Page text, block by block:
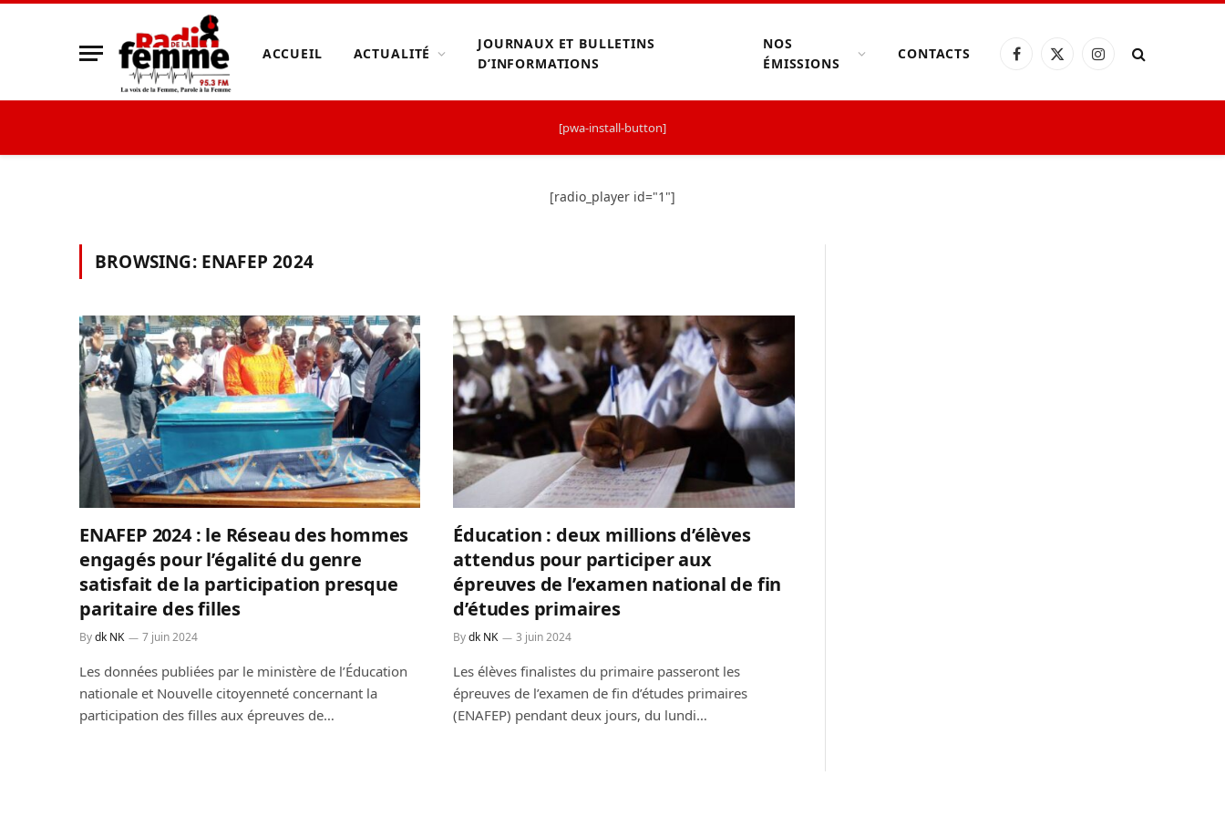
ACCUEIL ACTUALITÉ
JOURNAUX ET BULLETINS
D’INFORMATIONS
NOS
ÉMISSIONS
CONTACTS Facebook
X
Instagram
[pwa-install-button]
[radio_player id="1"]
BROWSING: ENAFEP 2024
ENAFEP 2024 : le Réseau des hommes
engagés pour l’égalité du genre
satisfait de la participation presque
paritaire des filles
Bydk NK 7 juin 2024
Les données publiées par le ministère de l’Éducation
nationale et Nouvelle citoyenneté concernant la
participation des filles aux épreuves de…
Éducation : deux millions d’élèves
attendus pour participer aux
épreuves de l’examen national de fin
d’études primaires
By dk NK 3 juin 2024
Les élèves finalistes du primaire passeront les
épreuves de l’examen de fin d’études primaires
(ENAFEP) pendant deux jours, du lundi…